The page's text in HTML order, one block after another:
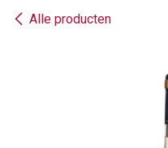
Alle producten